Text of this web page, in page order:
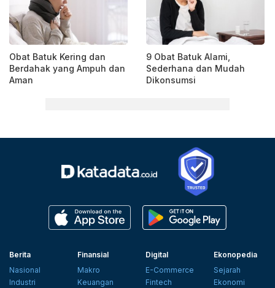
Obat Batuk Kering dan
Berdahak yang Ampuh dan
Aman
9 Obat Batuk Alami,
Sederhana dan Mudah
Dikonsumsi
Berita
Nasional
Industri
Finansial
Makro
Keuangan
Digital
E-Commerce
Fintech
Ekonopedia
Sejarah
Ekonomi